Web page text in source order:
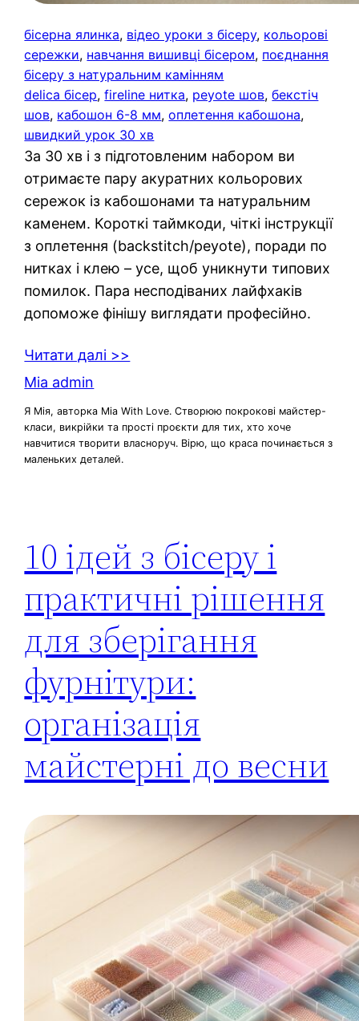
бісерна ялинка, відео уроки з бісеру, кольорові
сережки, навчання вишивці бісером, поєднання
бісеру з натуральним камінням
delica бісер, fireline нитка, peyote шов, бекстіч
шов, кабошон 6-8 мм, оплетення кабошона
швидкий урок 30 хв
За 30 хв і з підготовленим набором ви
отримаєте пару акуратних кольорових
сережок із кабошонами та натуральним
каменем. Короткі таймкоди, чіткі інструкції
з оплетення (backstitch/peyote), поради по
нитках і клею – усе, щоб уникнути типових
помилок. Пара несподіваних лайфхаків
допоможе фінішу виглядати професійно.
Читати далі >>
Mia admin
Я Мія, авторка Mia With Love. Створюю покрокові майстер-
класи, викрійки та прості проєкти для тих, хто хоче
навчитися творити власноруч. Вірю, що краса починається з
маленьких деталей.
10 ідей з бісеру і
практичні рішення
для зберігання
фурнітури:
організація
майстерні до весни